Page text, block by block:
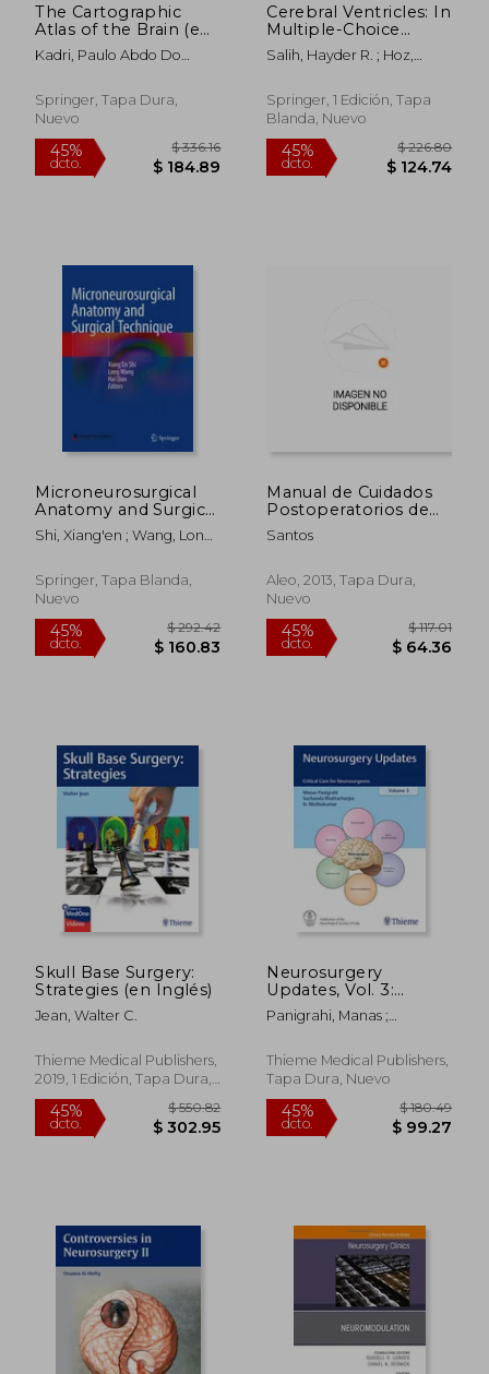
45%
dcto.
The Cartographic
Atlas of the Brain (en
Inglés)
Kadri, Paulo Abdo Do
Springer, Tapa Dura,
Nuevo
45%
dcto. $ 184.89
Cerebral Ventricles: In
Multiple-Choice
Questions (en Inglés)
Salih, Hayder R. ; Hoz,
Springer, 1 Edición, Tapa
Blanda, Nuevo
45%
dcto.
Microneurosurgical
Anatomy and Surgical
Technique (en Inglés)
Shi, Xiang'en ; Wang, Long ;
Springer, Tapa Blanda,
Nuevo
Manual de Cuidados
Postoperatorios de
Pacientes
Neuroquir·Rgicos
Santos
Aleo, 2013, Tapa Dura,
Nuevo
Skull Base Surgery:
Strategies (en Inglés)
Jean, Walter C.
Thieme Medical Publishers,
2019, 1 Edición, Tapa Dura,
Nuevo
Neurosurgery
Updates, Vol. 3:
Critical Care for
Neurosurgeons (en
Panigrahi, Manas ;
Muthukumar, N.
Thieme Medical Publishers,
Tapa Dura, Nuevo